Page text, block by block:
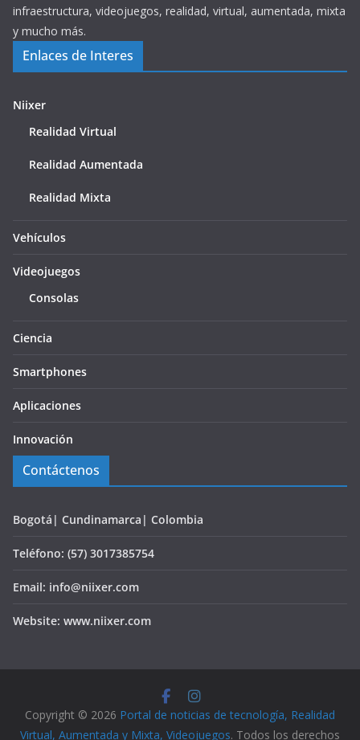
infraestructura, videojuegos, realidad, virtual, aumentada, mixta
y mucho más.
Enlaces de Interes
Niixer
Realidad Virtual
Realidad Aumentada
Realidad Mixta
Vehículos
Videojuegos
Consolas
Ciencia
Smartphones
Aplicaciones
Innovación
Contáctenos
Bogotá| Cundinamarca| Colombia
Teléfono: (57) 3017385754
Email: info@niixer.com
Website: www.niixer.com
Copyright © 2026 Portal de noticias de tecnología, Realidad
Virtual, Aumentada y Mixta, Videojuegos. Todos los derechos